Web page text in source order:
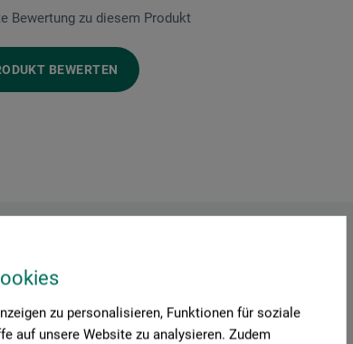
zu personalisieren, Funktionen für soziale
auf unsere Website zu analysieren. Zudem
Bewertung zu diesem Produkt
BEWERTEN
Kontakt